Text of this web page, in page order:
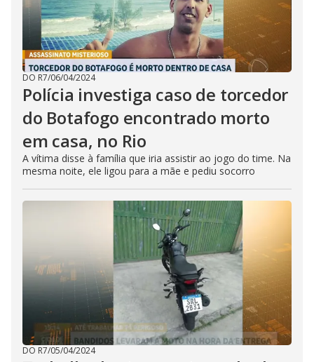
DO R7/06/04/2024
Polícia investiga caso de torcedor
do Botafogo encontrado morto
em casa, no Rio
A vítima disse à família que iria assistir ao jogo do time. Na
mesma noite, ele ligou para a mãe e pediu socorro
DO R7/05/04/2024